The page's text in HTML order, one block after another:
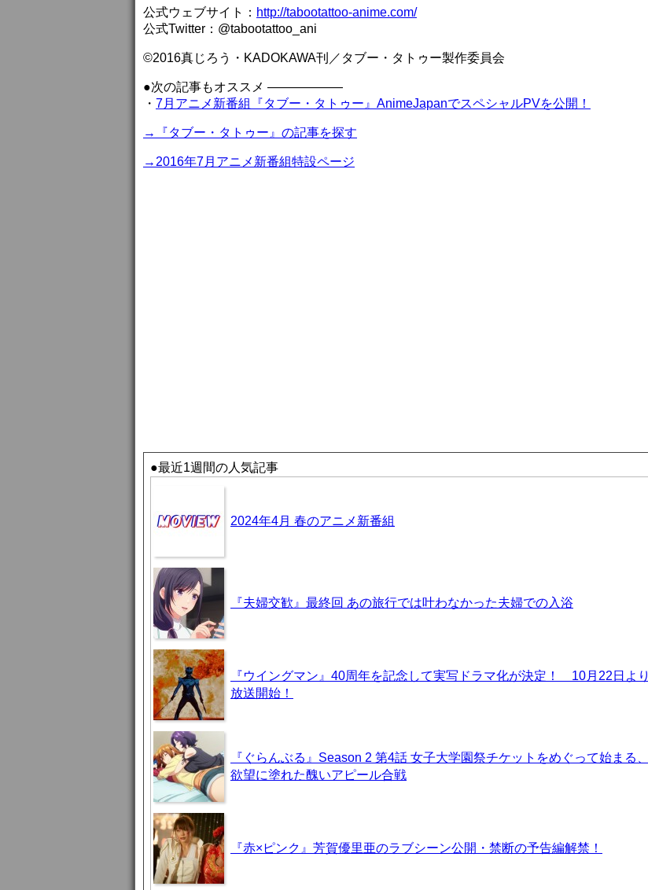
公式ウェブサイト： http://tabootattoo-anime.com/
公式Twitter：@tabootattoo_ani
©2016真じろう・KADOKAWA刊／タブー・タトゥー製作委員会
●次の記事もオススメ ——————
・ 7月アニメ新番組『タブー・タトゥー』AnimeJapanでスペシャルPVを公開！
→『タブー・タトゥー』の記事を探す
→2016年7月アニメ新番組特設ページ
●最近1週間の人気記事
2024年4月 春のアニメ新番組
『夫婦交歓』最終回 あの旅行では叶わなかった夫婦での入浴
『ウイングマン』40周年を記念して実写ドラマ化が決定！ 10月22日より
放送開始！
『ぐらんぶる』Season 2 第4話 女子大学園祭チケットをめぐって始まる、
欲望に塗れた醜いアピール合戦
『赤×ピンク』芳賀優里亜のラブシーン公開・禁断の予告編解禁！